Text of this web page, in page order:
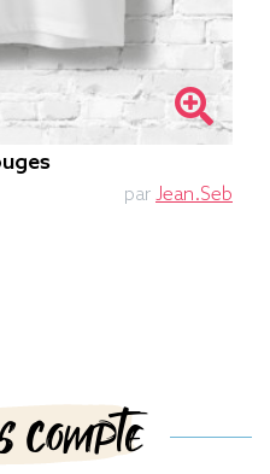
par Jean.Seb
compte